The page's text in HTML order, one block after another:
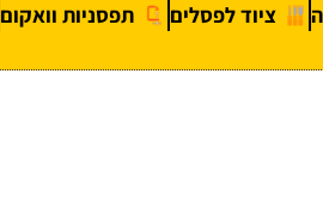
ציוד לפסלים תפסניות וואקום